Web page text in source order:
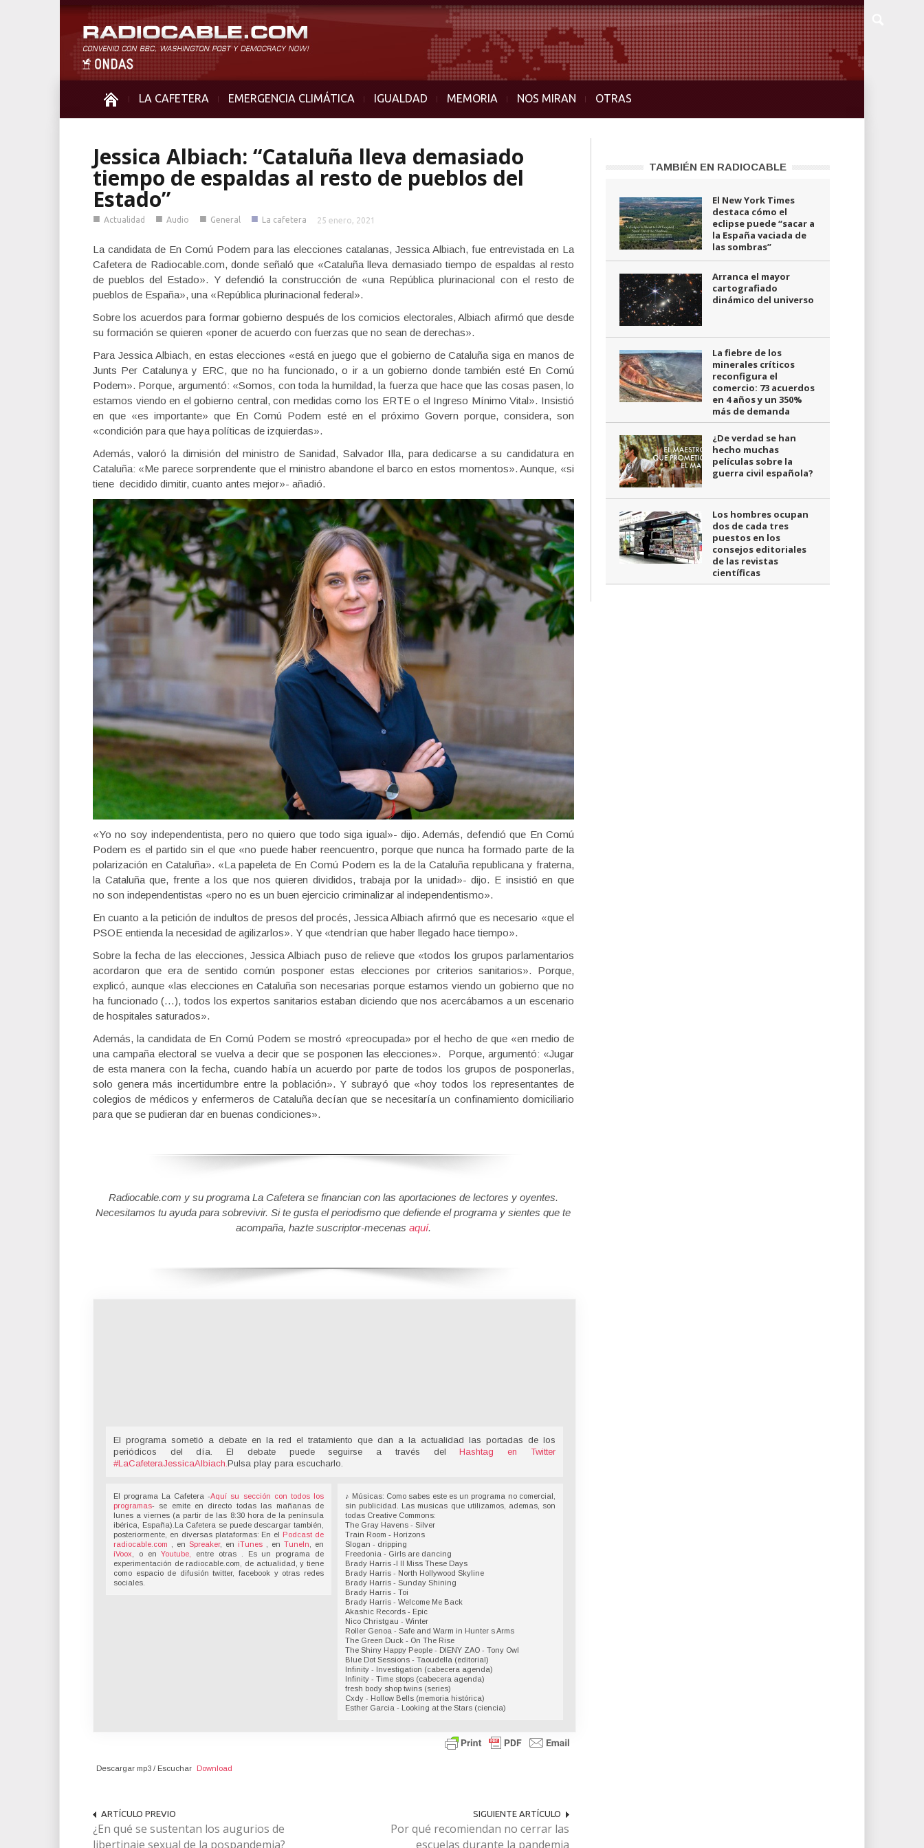
LA CAFETERA EMERGENCIA CLIMÁTICA IGUALDAD MEMORIA NOS MIRAN OTRAS
Jessica Albiach: “Cataluña lleva demasiado
tiempo de espaldas al resto de pueblos del
Estado”
■ Actualidad ■ Audio ■ General ■ La cafetera 25 enero, 2021
La candidata de En Comú Podem para las elecciones catalanas, Jessica Albiach, fue entrevistada en La
Cafetera de Radiocable.com, donde señaló que «Cataluña lleva demasiado tiempo de espaldas al resto
de pueblos del Estado». Y defendió la construcción de «una República plurinacional con el resto de
pueblos de España», una «República plurinacional federal».
Sobre los acuerdos para formar gobierno después de los comicios electorales, Albiach afirmó que desde
su formación se quieren «poner de acuerdo con fuerzas que no sean de derechas».
Para Jessica Albiach, en estas elecciones «está en juego que el gobierno de Cataluña siga en manos de
Junts Per Catalunya y ERC, que no ha funcionado, o ir a un gobierno donde también esté En Comú
Podem». Porque, argumentó: «Somos, con toda la humildad, la fuerza que hace que las cosas pasen, lo
estamos viendo en el gobierno central, con medidas como los ERTE o el Ingreso Mínimo Vital». Insistió
en que «es importante» que En Comú Podem esté en el próximo Govern porque, considera, son
«condición para que haya políticas de izquierdas».
Además, valoró la dimisión del ministro de Sanidad, Salvador Illa, para dedicarse a su candidatura en
Cataluña: «Me parece sorprendente que el ministro abandone el barco en estos momentos». Aunque, «si
tiene decidido dimitir, cuanto antes mejor»- añadió.
«Yo no soy independentista, pero no quiero que todo siga igual»- dijo. Además, defendió que En Comú
Podem es el partido sin el que «no puede haber reencuentro, porque que nunca ha formado parte de la
polarización en Cataluña». «La papeleta de En Comú Podem es la de la Cataluña republicana y fraterna,
la Cataluña que, frente a los que nos quieren divididos, trabaja por la unidad»- dijo. E insistió en que
no son independentistas «pero no es un buen ejercicio criminalizar al independentismo».
En cuanto a la petición de indultos de presos del procés, Jessica Albiach afirmó que es necesario «que el
PSOE entienda la necesidad de agilizarlos». Y que «tendrían que haber llegado hace tiempo».
Sobre la fecha de las elecciones, Jessica Albiach puso de relieve que «todos los grupos parlamentarios
acordaron que era de sentido común posponer estas elecciones por criterios sanitarios». Porque,
explicó, aunque «las elecciones en Cataluña son necesarias porque estamos viendo un gobierno que no
ha funcionado (…), todos los expertos sanitarios estaban diciendo que nos acercábamos a un escenario
de hospitales saturados».
Además, la candidata de En Comú Podem se mostró «preocupada» por el hecho de que «en medio de
una campaña electoral se vuelva a decir que se posponen las elecciones». Porque, argumentó: «Jugar
de esta manera con la fecha, cuando había un acuerdo por parte de todos los grupos de posponerlas,
solo genera más incertidumbre entre la población». Y subrayó que «hoy todos los representantes de
colegios de médicos y enfermeros de Cataluña decían que se necesitaría un confinamiento domiciliario
para que se pudieran dar en buenas condiciones».
Radiocable.com y su programa La Cafetera se financian con las aportaciones de lectores y oyentes.
Necesitamos tu ayuda para sobrevivir. Si te gusta el periodismo que defiende el programa y sientes que te
acompaña, hazte suscriptor-mecenas aquí.
El programa sometió a debate en la red el tratamiento que dan a la actualidad las portadas de los
periódicos del día. El debate puede seguirse a través delHashtag en Twitter
#LaCafeteraJessicaAlbiach Pulsa play para escucharlo.
El programa La Cafetera -Aquí su sección con todos los
programas- se emite en directo todas las mañanas de
lunes a viernes (a partir de las 8:30 hora de la península
ibérica, España).La Cafetera se puede descargar también,
posteriormente, en diversas plataformas: En el Podcast de
radiocable.com
, en Spreaker, en iTunes , en TuneIn , en
iVoox , o enYoutube,
entre otras . Es un programa de
experimentación de radiocable.com, de actualidad, y tiene
como espacio de difusión twitter, facebook y otras redes
sociales.
♪ Músicas: Como sabes este es un programa no comercial,
sin publicidad. Las musicas que utilizamos, ademas, son
todas Creative Commons:
The Gray Havens - Silver
Train Room - Horizons
Slogan - dripping
Freedonia - Girls are dancing
Brady Harris -I ll Miss These Days
Brady Harris - North Hollywood Skyline
Brady Harris - Sunday Shining
Brady Harris - Toi
Brady Harris - Welcome Me Back
Akashic Records - Epic
Nico Christgau - Winter
Roller Genoa - Safe and Warm in Hunter s Arms
The Green Duck - On The Rise
The Shiny Happy People - DIENY ZAO - Tony Owl
Blue Dot Sessions - Taoudella (editorial)
Infinity - Investigation (cabecera agenda)
Infinity - Time stops (cabecera agenda)
fresh body shop twins (series)
Cxdy - Hollow Bells (memoria histórica)
Esther Garcia - Looking at the Stars (ciencia)
Descargar mp3 / Escuchar Download
ARTÍCULO PREVIO
¿En qué se sustentan los augurios de
libertinaje sexual de la pospandemia?
SIGUIENTE ARTÍCULO
Por qué recomiendan no cerrar las
escuelas durante la pandemia
TAMBIÉN EN RADIOCABLE
El New York Times
destaca cómo el
eclipse puede “sacar a
la España vaciada de
las sombras”
Arranca el mayor
cartografiado
dinámico del universo
La fiebre de los
minerales críticos
reconfigura el
comercio: 73 acuerdos
en 4 años y un 350%
más de demanda
¿De verdad se han
hecho muchas
películas sobre la
guerra civil española?
Los hombres ocupan
dos de cada tres
puestos en los
consejos editoriales
de las revistas
científicas